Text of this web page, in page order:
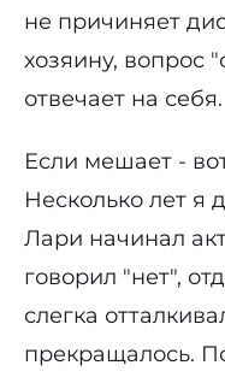
не причиняет
хозяину, вопрос
отвечает на себя.
Если мешает -
Несколько лет я
Лари начинал
говорил "нет",
слегка
прекращалось.